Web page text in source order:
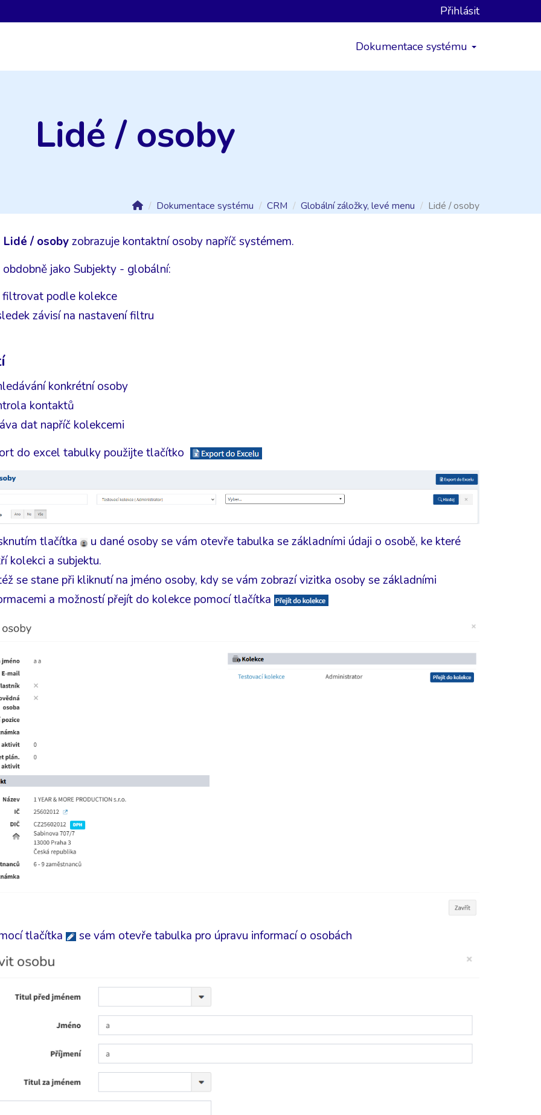
Přihlásit
Dokumentace systému
Lidé / osoby
Dokumentace systému CRM Globální záložky, levé menu Lidé / osoby
Lidé / osobyzobrazuje kontaktní osoby napříč systémem.
obdobně jako Subjekty - globální:
podle kolekce
závisí na nastavení filtru
konkrétní osoby
kontaktů
dat napříč kolekcemi
do excel tabulky použijte tlačítko
tlačítka
u dané osoby se vám otevře tabulka se základními údaji o osobě, ke které
kolekci a subjektu.
se stane při kliknutí na jméno osoby, kdy se vám zobrazí vizitka osoby se základními
a možností přejít do kolekce pomocí tlačítka
tlačítka se vám otevře tabulka pro úpravu informací o osobách